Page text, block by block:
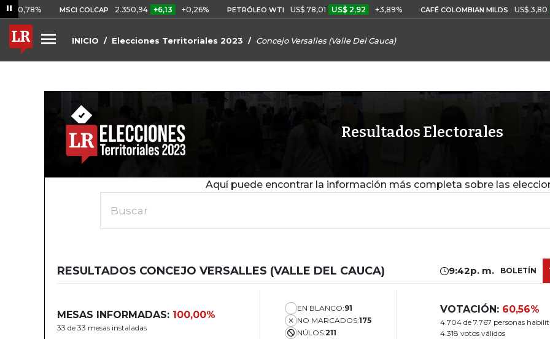
MSCI COLCAP 2.350,94 +6,13 +0,26% PETRÓLEO WTI US$ 78,01 US$ 2,92 +3,89% CAFÉ COLOMBIAN MILDS US$ 3,80 US$
INICIO Elecciones Territoriales 2023 Concejo Versalles (Valle Del Cauca)
Resultados Electorales
Aquí puede encontrar la información más completa sobre las
Buscar
RESULTADOS CONCEJO VERSALLES (VALLE DEL CAUCA) 9:42p. m. BOLETÍN
MESAS INFORMADAS: 100,00%
33 de 33 mesas instaladas
EN BLANCO:91
NO MARCADOS:175
NÚLOS:211
VOTACIÓN: 60,56%
4.704 de 7.767 personas
4.318 votos válidos